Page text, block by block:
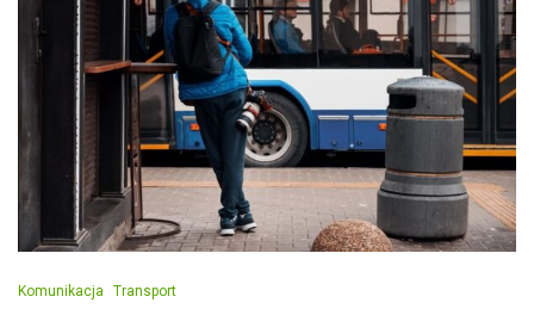
Komunikacja Transport